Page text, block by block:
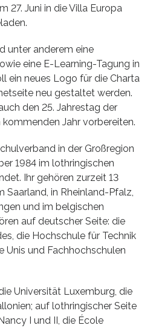
27. Juni in die Villa Europa
unter anderem eine
eine E-Learning-Tagung in
ein neues Logo für die Charta
neu gestaltet werden.
den 25. Jahrestag der
Jahr vorbereiten.
in der Großregion
1984 im lothringischen
Ihr gehören zurzeit 13
in Rheinland-Pfalz,
und im belgischen
auf deutscher Seite: die
die Hochschule für Technik
Unis und Fachhochschulen
Universität Luxemburg, die
auf lothringischer Seite
I und II, die École